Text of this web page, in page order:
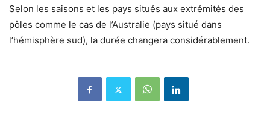
Selon les saisons et les pays situés aux extrémités des
pôles comme le cas de l’Australie (pays situé dans
l’hémisphère sud), la durée changera considérablement.